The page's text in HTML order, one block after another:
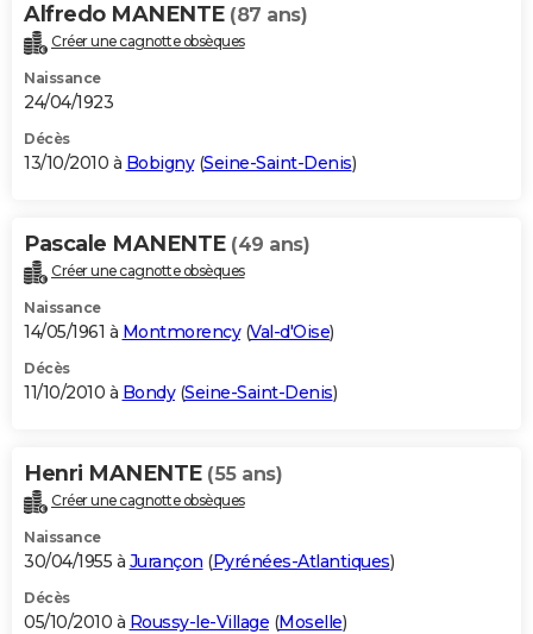
Alfredo MANENTE (87 ans)
Créer une cagnotte obsèques
Naissance
24/04/1923
Décès
13/10/2010 à Bobigny(Seine-Saint-Denis)
Pascale MANENTE (49 ans)
Créer une cagnotte obsèques
Naissance
14/05/1961 à Montmorency(Val-d'Oise)
Décès
11/10/2010 à Bondy(Seine-Saint-Denis)
Henri MANENTE (55 ans)
Créer une cagnotte obsèques
Naissance
30/04/1955 à Jurançon (Pyrénées-Atlantiques)
Décès
05/10/2010 à Roussy-le-Village (Moselle)